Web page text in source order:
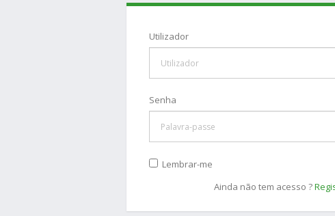
Utilizador
Senha
Lembrar-me
Ainda não tem acesso ?